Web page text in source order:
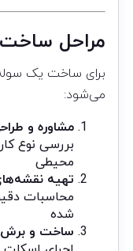
مراحل ساخت
برای ساخت یک
می‌شود:
مشاوره و
بررسی نوع
محیطی
تهیه
محاسبات
شده
ساخت و برش